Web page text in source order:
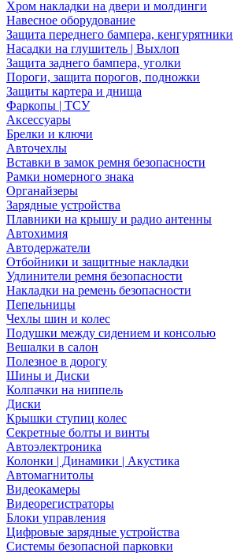
Хром накладки на двери и молдинги
Навесное оборудование
Защита переднего бампера, кенгурятники
Насадки на глушитель | Выхлоп
Защита заднего бампера, уголки
Пороги, защита порогов, подножки
Защиты картера и днища
Фаркопы | ТСУ
Аксессуары
Брелки и ключи
Авточехлы
Вставки в замок ремня безопасности
Рамки номерного знака
Органайзеры
Зарядные устройства
Плавники на крышу и радио антенны
Автохимия
Автодержатели
Отбойники и защитные накладки
Удлинители ремня безопасности
Накладки на ремень безопасности
Пепельницы
Чехлы шин и колес
Подушки между сидением и консолью
Вешалки в салон
Полезное в дорогу
Шины и Диски
Колпачки на ниппель
Диски
Крышки ступиц колес
Секретные болты и винты
Автоэлектроника
Колонки | Динамики | Акустика
Автомагнитолы
Видеокамеры
Видеорегистраторы
Блоки управления
Цифровые зарядные устройства
Системы безопасной парковки